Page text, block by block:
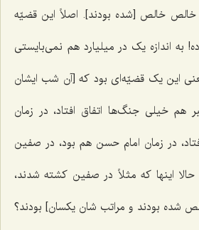
خالص [شده بودند]. اصلاً این قضیّه
به اندازه یک در میلیارد هم نمی‌بایستی
این یک قضیّه‌ای بود که [آن شب ایشان
هم خیلی جنگ‌ها اتفاق افتاد، در زمان
در زمان امام حسن هم بود، در صفین
اینها که مثلاً در صفین کشته شدند،
شده بودند و مراتب شان یکسان] بودند؟